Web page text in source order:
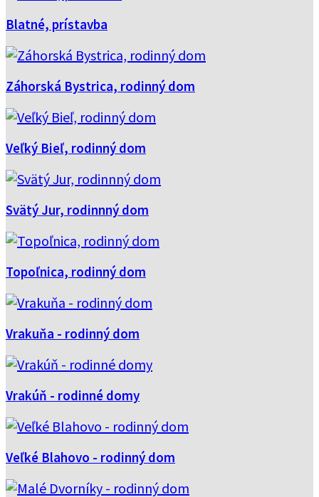
Blatné, prístavba
Záhorská Bystrica, rodinný dom
Veľký Bieľ, rodinný dom
Svätý Jur, rodinnný dom
Topoľnica, rodinný dom
Vrakuňa - rodinný dom
Vrakúň - rodinné domy
Veľké Blahovo - rodinný dom